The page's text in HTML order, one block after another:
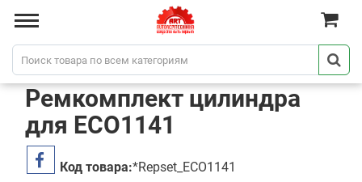
Ремкомплект цилиндра
для ECO1141
Код товара:*Repset_ECO1141